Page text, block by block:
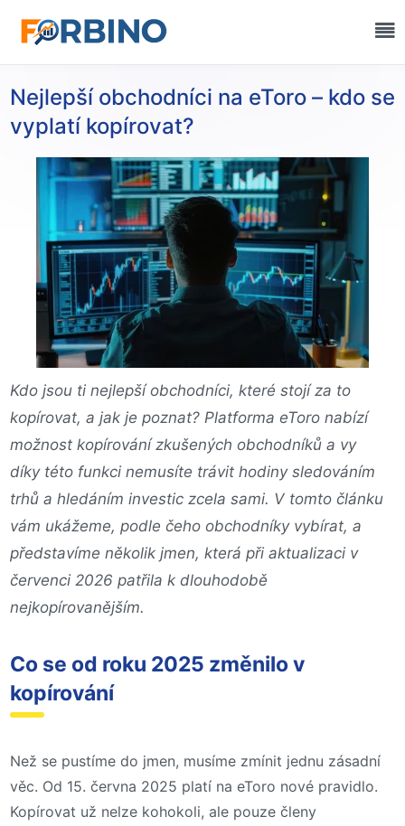
Nejlepší obchodníci na eToro – kdo se
vyplatí kopírovat?
Kdo jsou ti nejlepší obchodníci, které stojí za to
kopírovat, a jak je poznat? Platforma eToro nabízí
možnost kopírování zkušených obchodníků a vy
díky této funkci nemusíte trávit hodiny sledováním
trhů a hledáním investic zcela sami. V tomto článku
vám ukážeme, podle čeho obchodníky vybírat, a
představíme několik jmen, která při aktualizaci v
červenci 2026 patřila k dlouhodobě
nejkopírovanějším.
Co se od roku 2025 změnilo v
kopírování
Než se pustíme do jmen, musíme zmínit jednu zásadní
věc. Od 15. června 2025 platí na eToro nové pravidlo.
Kopírovat už nelze kohokoli, ale pouze členy